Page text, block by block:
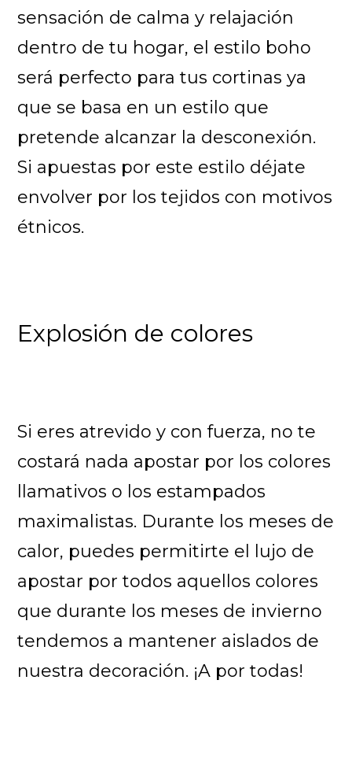
sensación de calma y relajación
dentro de tu hogar, el estilo boho
será perfecto para tus cortinas ya
que se basa en un estilo que
pretende alcanzar la desconexión.
Si apuestas por este estilo déjate
envolver por los tejidos con motivos
étnicos.
Explosión de colores
Si eres atrevido y con fuerza, no te
costará nada apostar por los colores
llamativos o los estampados
maximalistas. Durante los meses de
calor, puedes permitirte el lujo de
apostar por todos aquellos colores
que durante los meses de invierno
tendemos a mantener aislados de
nuestra decoración. ¡A por todas!